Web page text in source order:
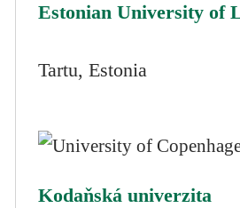
Estonian University of
Tartu, Estonia
Kodaňská univerzita